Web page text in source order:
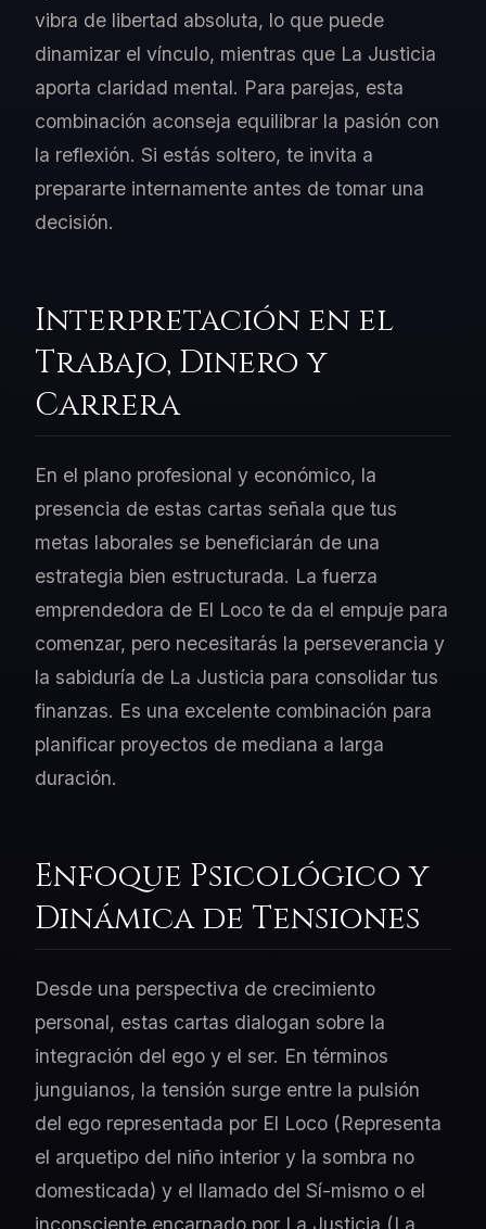
vibra de libertad absoluta, lo que puede
dinamizar el vínculo, mientras que La Justicia
aporta claridad mental. Para parejas, esta
combinación aconseja equilibrar la pasión con
la reflexión. Si estás soltero, te invita a
prepararte internamente antes de tomar una
decisión.
Interpretación en el
Trabajo, Dinero y
Carrera
En el plano profesional y económico, la
presencia de estas cartas señala que tus
metas laborales se beneficiarán de una
estrategia bien estructurada. La fuerza
emprendedora de El Loco te da el empuje para
comenzar, pero necesitarás la perseverancia y
la sabiduría de La Justicia para consolidar tus
finanzas. Es una excelente combinación para
planificar proyectos de mediana a larga
duración.
Enfoque Psicológico y
Dinámica de Tensiones
Desde una perspectiva de crecimiento
personal, estas cartas dialogan sobre la
integración del ego y el ser. En términos
junguianos, la tensión surge entre la pulsión
del ego representada por El Loco (Representa
el arquetipo del niño interior y la sombra no
domesticada) y el llamado del Sí-mismo o el